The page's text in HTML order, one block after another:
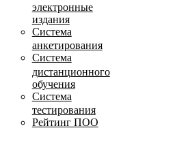
электронные
издания
Система
анкетирования
Система
дистанционного
обучения
Система
тестирования
Рейтинг ПОО